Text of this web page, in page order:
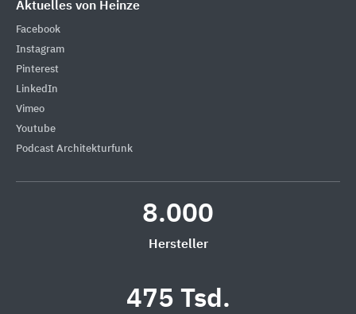
Aktuelles von Heinze
Facebook
Instagram
Pinterest
LinkedIn
Vimeo
Youtube
Podcast Architekturfunk
8.000
Hersteller
475 Tsd.